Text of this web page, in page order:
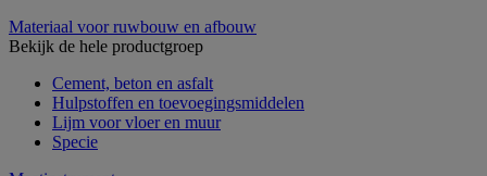
Materiaal voor ruwbouw en afbouw
Bekijk de hele productgroep
Cement, beton en asfalt
Hulpstoffen en toevoegingsmiddelen
Lijm voor vloer en muur
Specie